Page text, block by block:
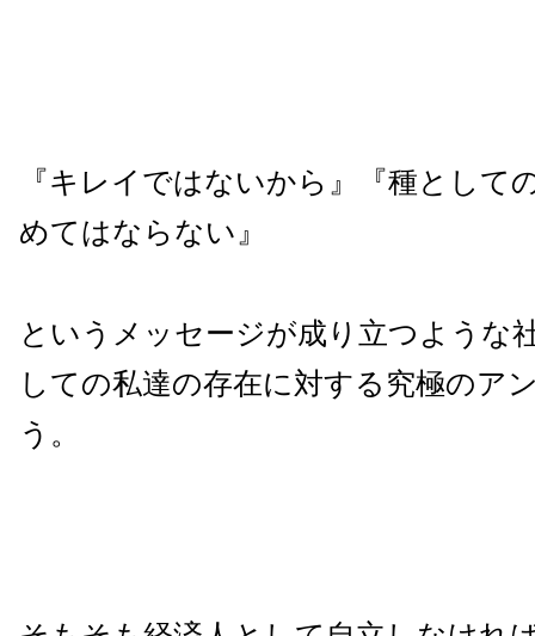
『キレイではないから』『種として
めてはならない』
というメッセージが成り立つような
しての私達の存在に対する究極のア
う。